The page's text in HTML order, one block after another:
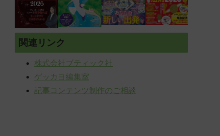
関連リンク
株式会社ブティック社
ゲッカヨ編集室
記事コンテンツ制作のご相談